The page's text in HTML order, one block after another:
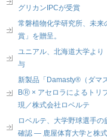
グリカンIPCが受賞
常磐植物化学研究所、未
賞」を贈呈。
ユニアル、北海道大学よ
与
新製品「Damasty®（ダマ
BⓇ × アセロラによるトリ
現／株式会社ロベルテ
ロベルテ、大学野球選手
確認 ― 鹿屋体育大学と株